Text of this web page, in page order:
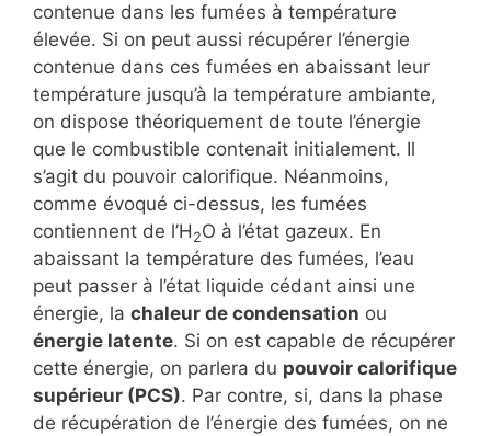
contenue dans les fumées à température
élevée. Si on peut aussi récupérer l’énergie
contenue dans ces fumées en abaissant leur
température jusqu’à la température ambiante,
on dispose théoriquement de toute l’énergie
que le combustible contenait initialement. Il
s’agit du pouvoir calorifique. Néanmoins,
comme évoqué ci-dessus, les fumées
contiennent de l’H 2O à l’état gazeux. En
abaissant la température des fumées, l’eau
peut passer à l’état liquide cédant ainsi une
énergie, la chaleur de condensation ou
énergie latente. Si on est capable de récupérer
cette énergie, on parlera du pouvoir calorifique
supérieur (PCS). Par contre, si, dans la phase
de récupération de l’énergie des fumées, on ne